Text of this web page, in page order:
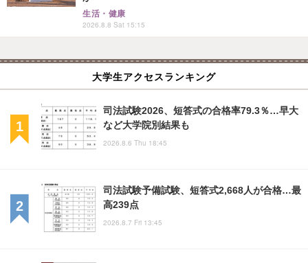
生活・健康
2026.8.8 Sat 15:15
大学生アクセスランキング
司法試験2026、短答式の合格率79.3％…早大
など大学院別結果も
2026.8.6 Thu 18:45
司法試験予備試験、短答式2,668人が合格…最
高239点
2026.8.7 Fri 13:45